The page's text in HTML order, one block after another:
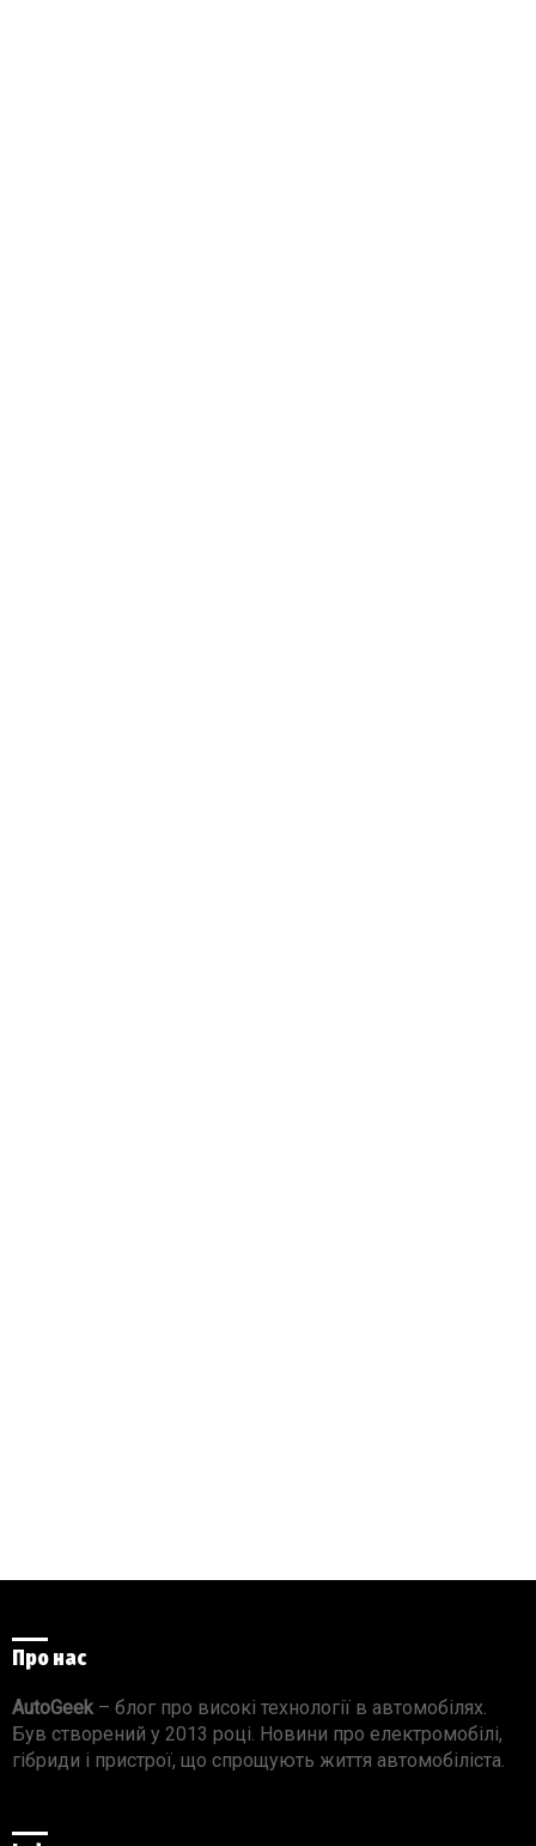
Про нас
AutoGeek– блог про високі технології в автомобілях.
Був створений у 2013 році. Новини про електромобілі,
гібриди і пристрої, що спрощують життя автомобіліста.